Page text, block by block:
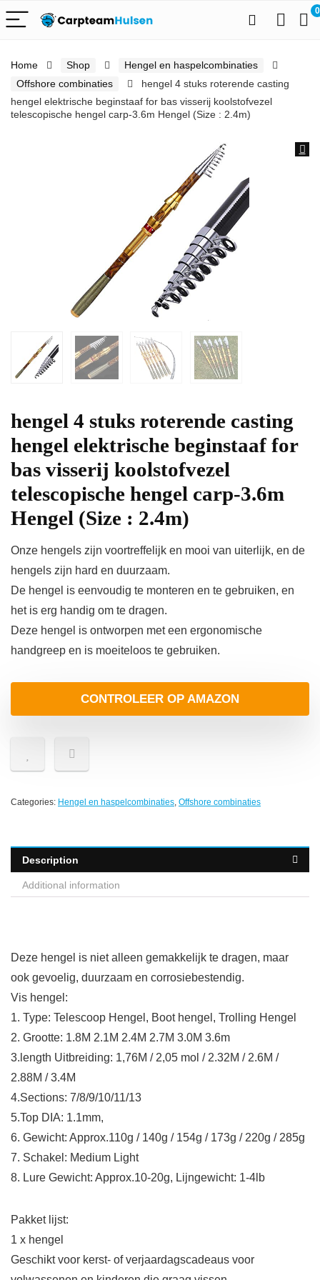
0
Home Shop
Hengel en haspelcombinaties
Offshore combinaties
hengel 4 stuks roterende casting
hengel elektrische beginstaaf for bas visserij koolstofvezel
telescopische hengel carp-3.6m Hengel (Size : 2.4m)
hengel 4 stuks roterende casting
hengel elektrische beginstaaf for
bas visserij koolstofvezel
telescopische hengel carp-3.6m
Hengel (Size : 2.4m)
Onze hengels zijn voortreffelijk en mooi van uiterlijk, en de
hengels zijn hard en duurzaam.
De hengel is eenvoudig te monteren en te gebruiken, en
het is erg handig om te dragen.
Deze hengel is ontworpen met een ergonomische
handgreep en is moeiteloos te gebruiken.
CONTROLEER OP AMAZON
Categories: Hengel en haspelcombinaties, Offshore combinaties
Description
Additional information
Deze hengel is niet alleen gemakkelijk te dragen, maar
ook gevoelig, duurzaam en corrosiebestendig.
Vis hengel:
1. Type: Telescoop Hengel, Boot hengel, Trolling Hengel
2. Grootte: 1.8M 2.1M 2.4M 2.7M 3.0M 3.6m
3.length Uitbreiding: 1,76M / 2,05 mol / 2.32M / 2.6M /
2.88M / 3.4M
4.Sections: 7/8/9/10/11/13
5.Top DIA: 1.1mm,
6. Gewicht: Approx.110g / 140g / 154g / 173g / 220g / 285g
7. Schakel: Medium Light
8. Lure Gewicht: Approx.10-20g, Lijngewicht: 1-4lb
Pakket lijst:
1 x hengel
Geschikt voor kerst- of verjaardagscadeaus voor